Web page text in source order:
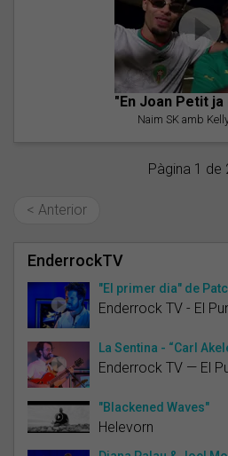
"En Joan Petit ja
Naim SK amb
Pàgina 1 de
< Anterior
EnderrockTV
"El primer dia" de
Enderrock TV - El
La Sentina - “Carl
Enderrock TV — El
"Blackened Waves"
Helevorn